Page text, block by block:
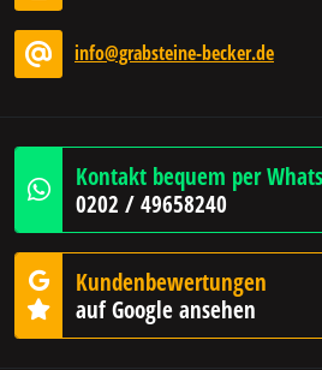
info@grabsteine-becker.de
Kontakt bequem per
0202 / 49658240
Kundenbewertungen
auf Google ansehen